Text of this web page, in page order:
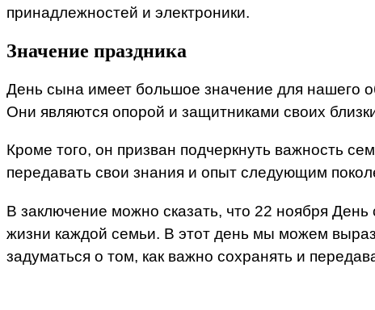
принадлежностей и электроники.
Значение праздника
День сына имеет большое значение для нашего
Они являются опорой и защитниками своих
Кроме того, он призван подчеркнуть важность
передавать свои знания и опыт следующим
В заключение можно сказать, что 22 ноября
жизни каждой семьи. В этот день мы можем
задуматься о том, как важно сохранять и